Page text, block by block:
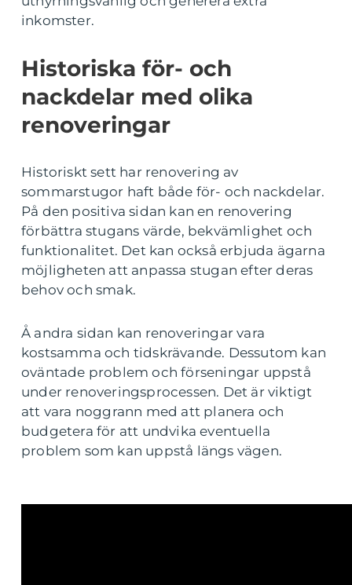
inkomster.
Historiska för- och
nackdelar med olika
renoveringar
Historiskt sett har renovering av
sommarstugor haft både för- och nackdelar.
På den positiva sidan kan en renovering
förbättra stugans värde, bekvämlighet och
funktionalitet. Det kan också erbjuda ägarna
möjligheten att anpassa stugan efter deras
behov och smak.
Å andra sidan kan renoveringar vara
kostsamma och tidskrävande. Dessutom kan
oväntade problem och förseningar uppstå
under renoveringsprocessen. Det är viktigt
att vara noggrann med att planera och
budgetera för att undvika eventuella
problem som kan uppstå längs vägen.